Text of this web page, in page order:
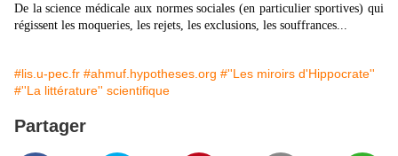
De la science médicale aux normes sociales (en particulier sportives) qui
régissent les moqueries, les rejets, les exclusions, les souffrances...
#lis.u-pec.fr #ahmuf.hypotheses.org #''Les miroirs d'Hippocrate''
#''La littérature'' scientifique
Partager